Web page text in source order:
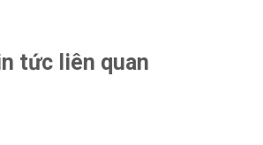
tức liên quan